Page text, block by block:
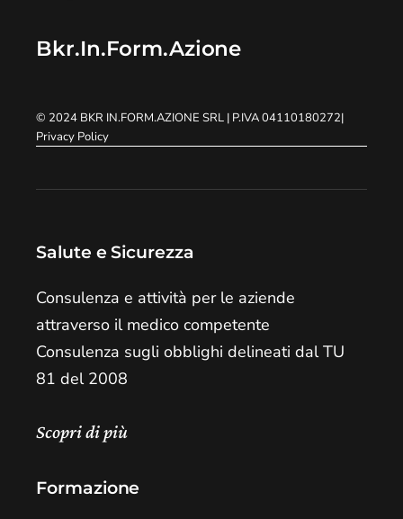
Bkr.In.Form.Azione
© 2024 BKR IN.FORM.AZIONE SRL | P.IVA 04110180272|
Privacy Policy
Salute e Sicurezza
Consulenza e attività per le aziende
attraverso il medico competente
Consulenza sugli obblighi delineati dal TU
81 del 2008
Scopri di più
Formazione